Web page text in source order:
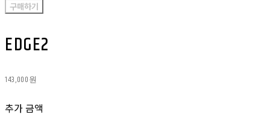
구매하기
EDGE2
143,000원
추가 금액